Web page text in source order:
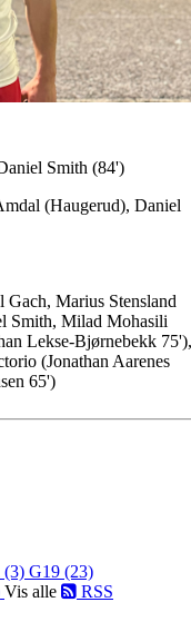
Smith (84')
(Haugerud), Daniel
Marius Stensland
Smith, Milad Mohasili
Lekse-Bjørnebekk 75'),
(Jonathan Aarenes
65')
(3) G19 (23)
Vis alle RSS